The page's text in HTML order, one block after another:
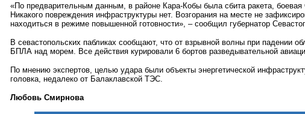
«По предварительным данным, в районе Кара-Кобы была сбита ракета,
Никакого повреждения инфраструктуры нет. Возгорания на месте не
находиться в режиме повышенной готовности», – сообщил губернатор
В севастопольских пабликах сообщают, что от взрывной волны при падении
БПЛА над морем. Все действия курировали 6 бортов разведывательной
По мнению экспертов, целью удара были объекты энергетической
головка, недалеко от Балаклавской ТЭС.
Любовь Смирнова